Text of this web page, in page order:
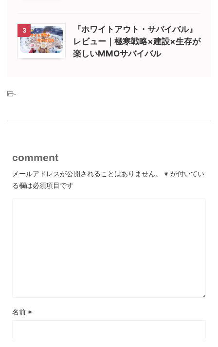
3
『ホワイトアウト・サバイバル』
レビュー｜極寒戦略×建設×生存が
楽しいMMOサバイバル
-
comment
メールアドレスが公開されることはありません。 ※ が付いてい
る欄は必須項目です
名前 ※